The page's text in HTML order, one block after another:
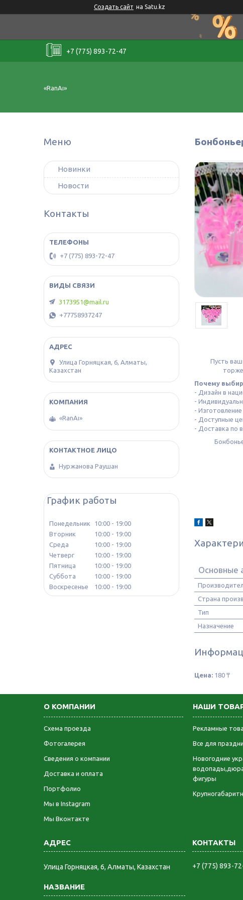
Создать сайт на Satu.kz
+7 (775) 893-72-47
«RanAı»
Пусть ваш
Почему
- Дизайн в
-
-
- Доступные
- Доставка по
Основные
Страна
Тип
Назначение
Цена: 180 ₸
Новинки
Новости
Контакты
+7 (775) 893-72-47
3173951@mail.ru
+77758937247
​Улица Горняцкая, 6, Алматы,
Казахстан
«RanAı»
Нуржанова Раушан
График работы
Понедельник 10:00
19:00
Вторник
10:00
19:00
Среда
10:00
19:00
Четверг
10:00
19:00
Пятница
10:00
19:00
Суббота
10:00
19:00
Воскресенье
10:00 19:00
О КОМПАНИИ
Схема проезда
Фотогалерея
Сведения о компании
Доставка и оплата
Портфолио
Мы в Instagram
Мы Вконтакте
НАШИ
Рекламные
Все для
Новогодние
фигуры
​Улица Горняцкая, 6, Алматы, Казахстан +7 (775) 893-